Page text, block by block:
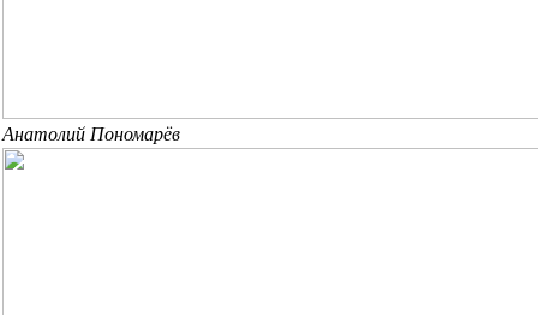
Анатолий Пономарёв